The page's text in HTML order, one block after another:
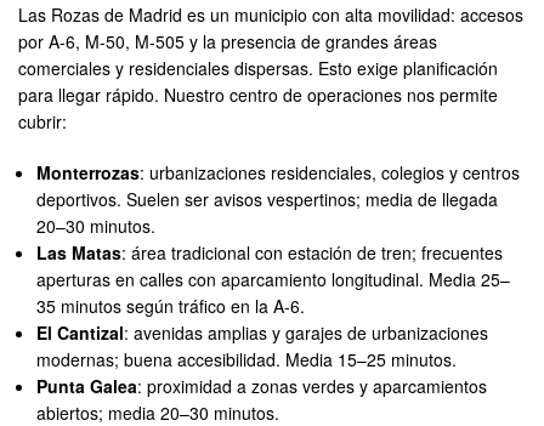
Las Rozas de Madrid es un municipio con alta movilidad: accesos
por A-6, M-50, M-505 y la presencia de grandes áreas
comerciales y residenciales dispersas. Esto exige planificación
para llegar rápido. Nuestro centro de operaciones nos permite
cubrir:
Monterrozas: urbanizaciones residenciales, colegios y centros
deportivos. Suelen ser avisos vespertinos; media de llegada
20–30 minutos.
Las Matas: área tradicional con estación de tren; frecuentes
aperturas en calles con aparcamiento longitudinal. Media 25–
35 minutos según tráfico en la A-6.
El Cantizal: avenidas amplias y garajes de urbanizaciones
modernas; buena accesibilidad. Media 15–25 minutos.
Punta Galea: proximidad a zonas verdes y aparcamientos
abiertos; media 20–30 minutos.